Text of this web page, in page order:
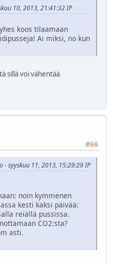
10, 2013, 21:41:32 IP
koos tilaamaan
Ai miksi, no kun
sillä voi vähentää
#66
- syyskuu 11, 2013, 15:29:29 IP
noin kymmenen
kesti kaksi päivää:
reiällä pussissa.
CO2:sta?
asti.